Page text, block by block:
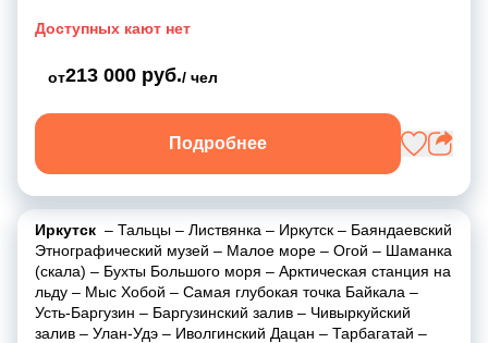
Доступных кают нет
от213 000 руб./ чел
Подробнее
Иркутск – Тальцы – Листвянка – Иркутск – Баяндаевский
Этнографический музей – Малое море – Огой – Шаманка
(скала) – Бухты Большого моря – Арктическая станция на
льду – Мыс Хобой – Самая глубокая точка Байкала –
Усть-Баргузин – Баргузинский залив – Чивыркуйский
залив – Улан-Удэ – Иволгинский Дацан – Тарбагатай –